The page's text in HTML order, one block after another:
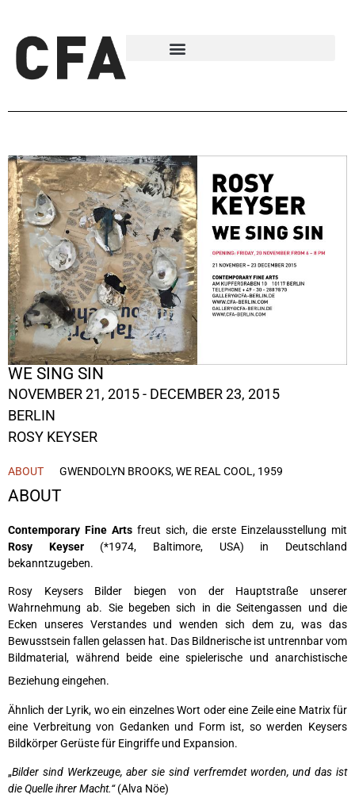
WE SING SIN
NOVEMBER 21, 2015 - DECEMBER 23, 2015
BERLIN
ROSY KEYSER
ABOUT GWENDOLYN BROOKS, WE REAL COOL, 1959
ABOUT
Contemporary Fine Arts freut sich, die erste Einzelausstellung mit
Rosy Keyser(*1974, Baltimore, USA) in Deutschland
bekanntzugeben.
Rosy Keysers Bilder biegen von der Hauptstraße unserer
Wahrnehmung ab. Sie begeben sich in die Seitengassen und die
Ecken unseres Verstandes und wenden sich dem zu, was das
Bewusstsein fallen gelassen hat. Das Bildnerische ist untrennbar vom
Bildmaterial, während beide eine spielerische und anarchistische
Beziehung eingehen.
Ähnlich der Lyrik, wo ein einzelnes Wort oder eine Zeile eine Matrix für
eine Verbreitung von Gedanken und Form ist, so werden Keysers
Bildkörper Gerüste für Eingriffe und Expansion.
„Bilder sind Werkzeuge, aber sie sind verfremdet worden, und das ist
die Quelle ihrer Macht.“(Alva Nöe)